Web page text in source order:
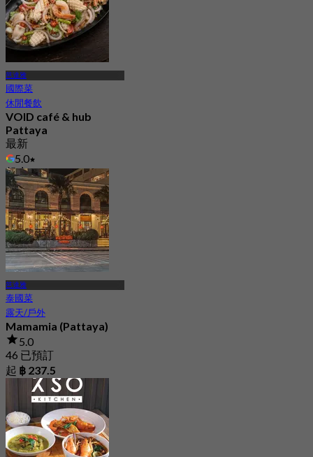
芭達雅
國際菜
休閒餐飲
VOID café & hub
Pattaya
最新
5.0
起฿ 230
芭達雅
泰國菜
露天/戶外
Mamamia (Pattaya)
5.0
46 已預訂
起 ฿ 237.5